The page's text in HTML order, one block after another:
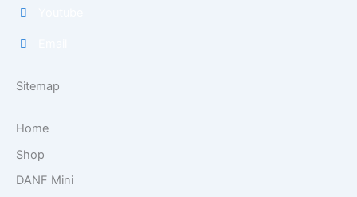
Sitemap
Home
Shop
DANF Mini